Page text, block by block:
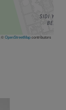
©OpenStreetMapcontributors